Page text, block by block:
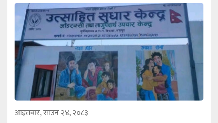
आइतबार, साउन २४, २०८३